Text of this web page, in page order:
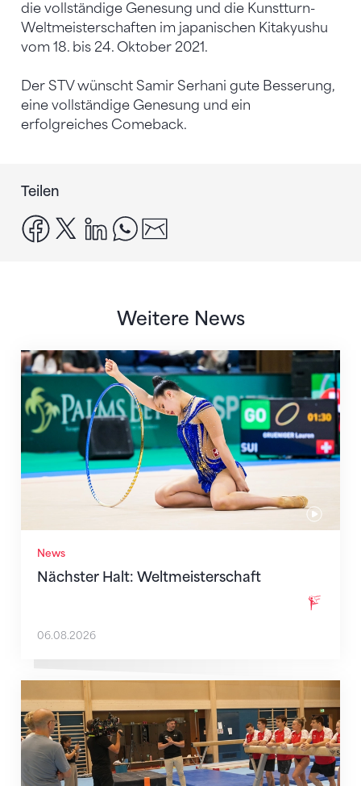
die vollständige Genesung und die Kunstturn-
Weltmeisterschaften im japanischen Kitakyushu
vom 18. bis 24. Oktober 2021.
Der STV wünscht Samir Serhani gute Besserung,
eine vollständige Genesung und ein
erfolgreiches Comeback.
Teilen
facebook
x linkedinwhatsapp
Weitere News
News
Nächster Halt: Weltmeisterschaft
Nächster Halt: Weltmeisterschaft
06.08.2026
Mit klaren Zielen nach Zagreb